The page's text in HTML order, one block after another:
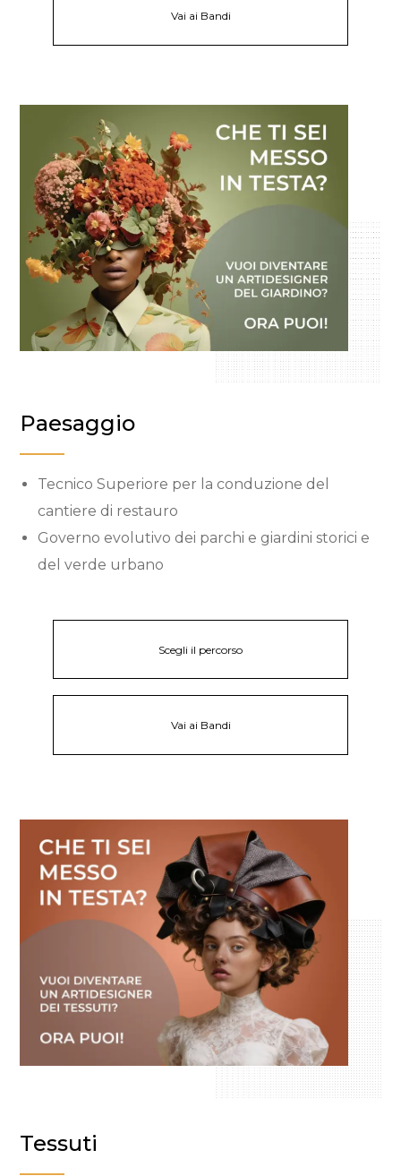
Vai ai Bandi
Paesaggio
Tecnico Superiore per la conduzione del
cantiere di restauro
Governo evolutivo dei parchi e giardini storici e
del verde urbano
Scegli il percorso
Vai ai Bandi
Tessuti